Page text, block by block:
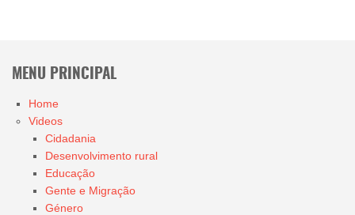
MENU PRINCIPAL
Home
Videos
Cidadania
Desenvolvimento rural
Educação
Gente e Migração
Género